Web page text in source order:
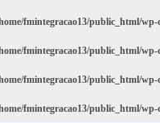
fmintegracao13/public_html/
fmintegracao13/public_html/
fmintegracao13/public_html/
fmintegracao13/public_html/